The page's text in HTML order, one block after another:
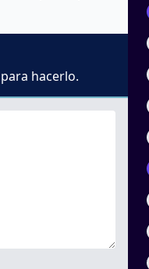
hacerlo.